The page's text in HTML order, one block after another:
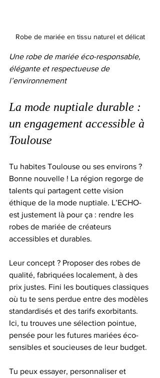
Robe de mariée en tissu naturel et délicat
Une robe de mariée éco-responsable,
élégante et respectueuse de
l’environnement
La mode nuptiale durable :
un engagement accessible à
Toulouse
Tu habites Toulouse ou ses environs ?
Bonne nouvelle ! La région regorge de
talents qui partagent cette vision
éthique de la mode nuptiale. L’ECHO-
est justement là pour ça : rendre les
robes de mariée de créateurs
accessibles et durables.
Leur concept ? Proposer des robes de
qualité, fabriquées localement, à des
prix justes. Fini les boutiques classiques
où tu te sens perdue entre des modèles
standardisés et des tarifs exorbitants.
Ici, tu trouves une sélection pointue,
pensée pour les futures mariées éco-
sensibles et soucieuses de leur budget.
Tu peux essayer, personnaliser et